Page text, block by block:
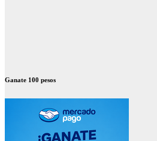
Ganate 100 pesos